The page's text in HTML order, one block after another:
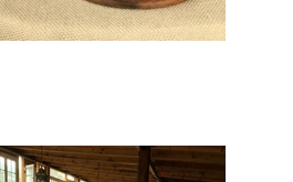
Matrimonio
salon
cajon del